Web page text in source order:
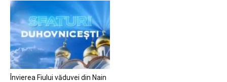
Învierea Fiului văduvei din Nain